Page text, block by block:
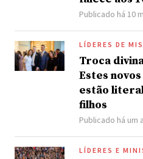
Publicado há 10
LÍDERES DE
Troca
Estes
estão
filhos
Publicado há um
LÍDERES E